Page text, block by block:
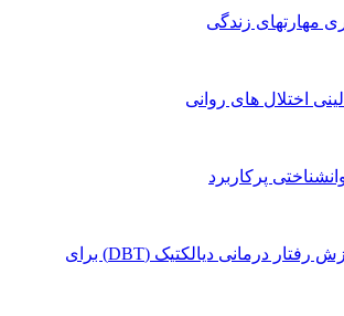
مهارتهای زندگی
اختلال های روانی
پرکاربرد
کارگاه تخصصی آموزش رفتار درمانی دیالکتیک (DBT) برای